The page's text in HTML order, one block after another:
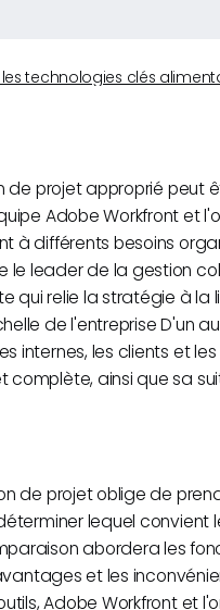
les technologies clés
de projet approprié peut
Adobe Workfront et
à différents besoins
le leader de la gestion
qui relie la stratégie à la
de l'entreprise D'un
internes, les clients et
complète, ainsi que sa
de projet oblige de
lequel convient
abordera les
et les
Adobe Workfront et